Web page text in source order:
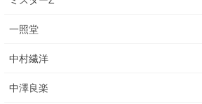
一照堂
中村繊洋
中澤良楽